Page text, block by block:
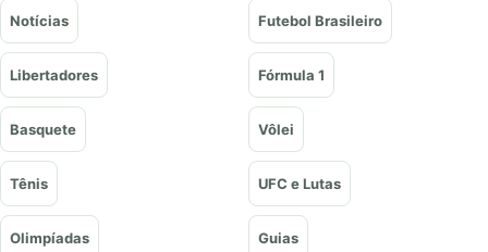
Notícias Futebol Brasileiro
Libertadores Fórmula 1
Basquete Vôlei
Tênis UFC e Lutas
Olimpíadas Guias